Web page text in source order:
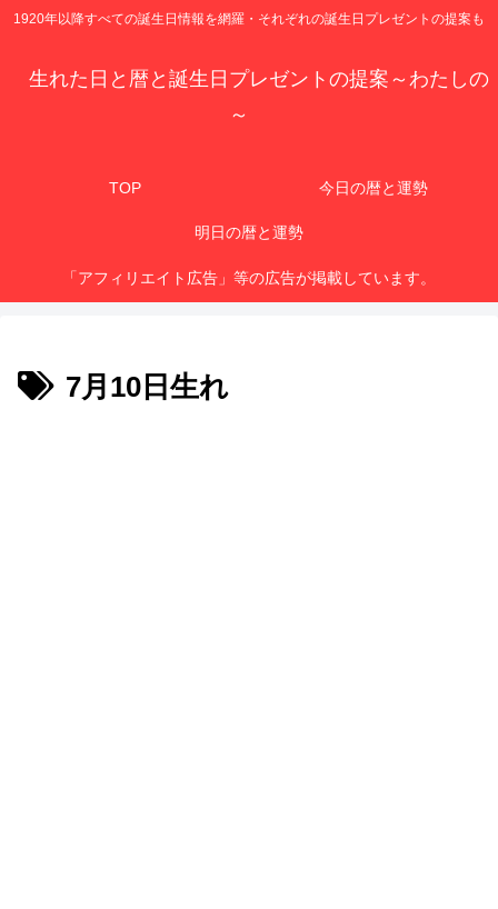
1920年以降すべての誕生日情報を網羅・それぞれの誕生日プレゼントの提案も
生れた日と暦と誕生日プレゼントの提案～わたしの
～
TOP 今日の暦と運勢
明日の暦と運勢
「アフィリエイト広告」等の広告が掲載しています。
7月10日生れ